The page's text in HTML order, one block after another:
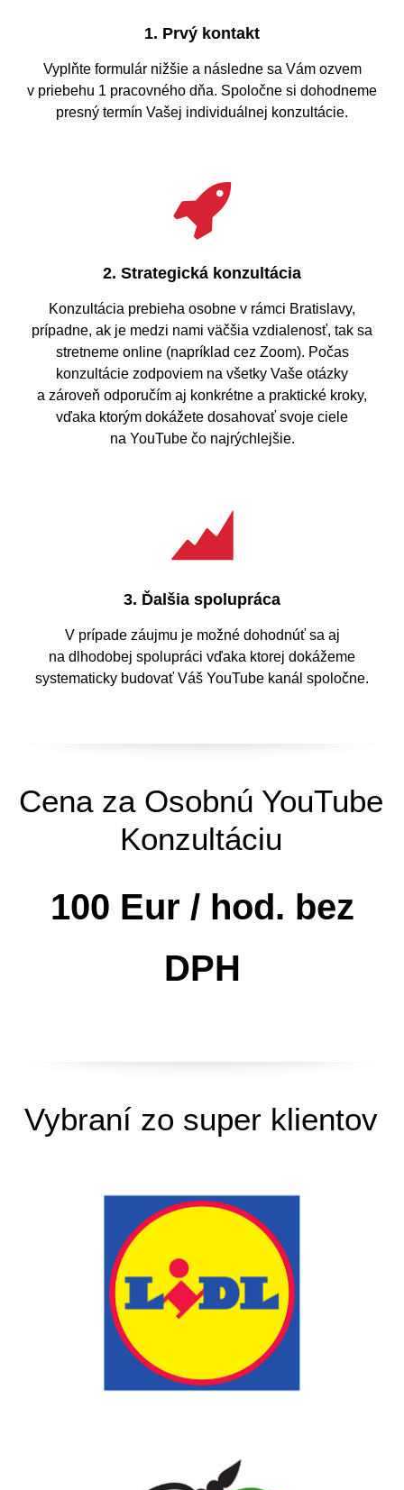
1. Prvý kontakt
Vyplňte formulár nižšie a následne sa Vám ozvem
v priebehu 1 pracovného dňa. Spoločne si dohodneme
presný termín Vašej individuálnej konzultácie.
2. Strategická konzultácia
Konzultácia prebieha osobne v rámci Bratislavy,
prípadne, ak je medzi nami väčšia vzdialenosť, tak sa
stretneme online (napríklad cez Zoom). Počas
konzultácie zodpoviem na všetky Vaše otázky
a zároveň odporučím aj konkrétne a praktické kroky,
vďaka ktorým dokážete dosahovať svoje ciele
na YouTube čo najrýchlejšie.
3. Ďalšia spolupráca
V prípade záujmu je možné dohodnúť sa aj
na dlhodobej spolupráci vďaka ktorej dokážeme
systematicky budovať Váš YouTube kanál spoločne.
Cena za Osobnú YouTube
Konzultáciu
100 Eur / hod. bez
DPH
Vybraní zo super klientov